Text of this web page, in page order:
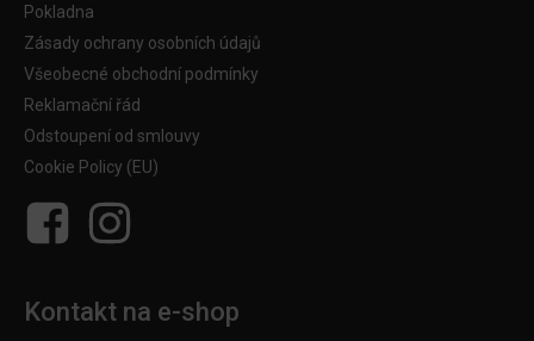
Pokladna
Zásady ochrany osobních údajů
Všeobecné obchodní podmínky
Reklamační řád
Odstoupení od smlouvy
Cookie Policy (EU)
Kontakt na e-shop